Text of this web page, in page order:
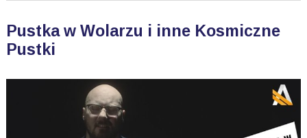
Pustka w Wolarzu i inne Kosmiczne
Pustki